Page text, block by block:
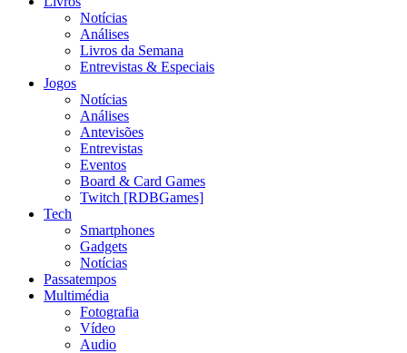
Notícias
Análises
Livros da Semana
Entrevistas & Especiais
Jogos
Notícias
Análises
Antevisões
Entrevistas
Eventos
Board & Card Games
Twitch [RDBGames]
Tech
Smartphones
Gadgets
Notícias
Passatempos
Multimédia
Fotografia
Vídeo
Audio